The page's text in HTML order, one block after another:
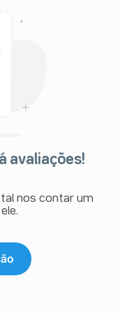
avaliações!
nos contar um